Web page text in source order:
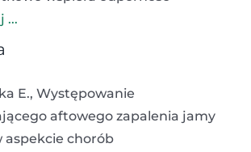
...
E., Występowanie
aftowego zapalenia jamy
aspekcie chorób